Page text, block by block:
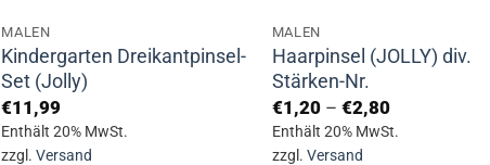
gewählt
werden
MALEN
Kindergarten Dreikantpinsel-
Set (Jolly)
€11,99
Enthält 20% MwSt.
zzgl.Versand
MALEN
Haarpinsel (JOLLY) div.
Stärken-Nr.
€1,20 – €2,80Preisspanne:
€1,20
bis
Enthält 20% MwSt.
zzgl. Versand